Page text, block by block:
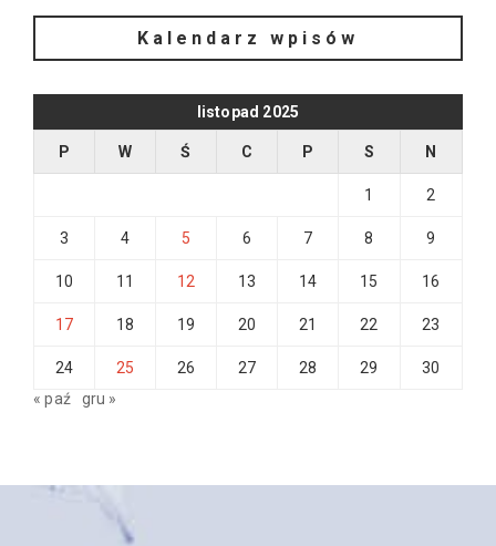
Kalendarz wpisów
listopad 2025
P W Ś C P S N
1 2
3 4 5 6 7 8 9
10 11 12 13 14 15 16
17 18 19 20 21 22 23
24 25 26 27 28 29
30
« paź
gru »